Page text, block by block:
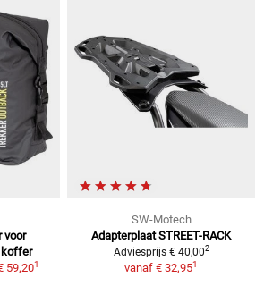
voor
koffer
59,201
SW-Motech
Adapterplaat STREET-RACK
Adviesprijs € 40,002
vanaf € 32,951